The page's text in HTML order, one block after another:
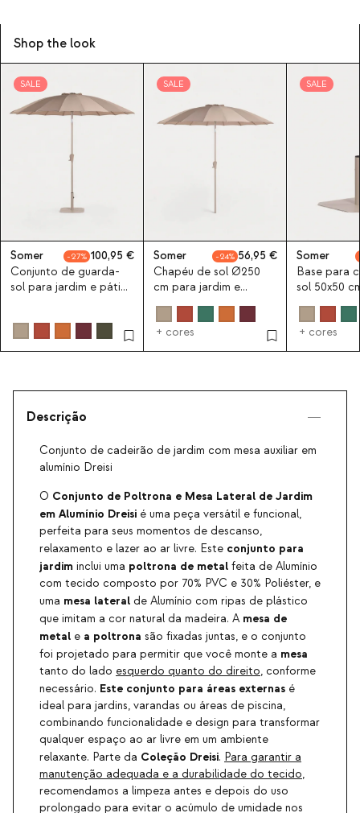
Shop the look
SALE
Somer 27
100,95
Conjunto de guarda-
sol para jardim e pátio
SALE
Somer 24
56,95
Chapéu de sol Ø250
cm para jardim e
terraço Somer
+ cores
SALE
Somer
Base para
sol 50x50
Somer
+ cores
Descrição
Conjunto de cadeirão de jardim com mesa auxiliar em
alumínio Dreisi
O Conjunto de Poltrona e Mesa Lateral de Jardim
em Alumínio Dreisi é uma peça versátil e funcional,
perfeita para seus momentos de descanso,
relaxamento e lazer ao ar livre. Este conjunto para
jardim inclui uma poltrona de metal feita de Alumínio
com tecido composto por 70% PVC e 30% Poliéster, e
uma mesa lateral de Alumínio com ripas de plástico
que imitam a cor natural da madeira. A mesa de
metal e a poltrona são fixadas juntas, e o conjunto
foi projetado para permitir que você monte a mesa
tanto do lado esquerdo quanto do direito, conforme
necessário. Este conjunto para áreas externas é
ideal para jardins, varandas ou áreas de piscina,
combinando funcionalidade e design para transformar
qualquer espaço ao ar livre em um ambiente
relaxante. Parte da Coleção Dreisi. Para garantir a
manutenção adequada e a durabilidade do tecido,
recomendamos a limpeza antes e depois do uso
prolongado para evitar o acúmulo de umidade nos